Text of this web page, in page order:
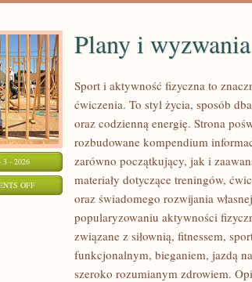
3 - 2026
OFFON
WYZWANIA
TRENINGOWE
Plany i
Sport i aktywność fizyczna to
ćwiczenia. To styl życia, sposób
oraz codzienną energię. Strona
rozbudowane kompendium
zarówno początkujący, jak i
materiały dotyczące treningów,
oraz świadomego rozwijania
popularyzowaniu aktywności
związane z siłownią, fitnessem,
funkcjonalnym, bieganiem, jazdą
szeroko rozumianym zdrowiem.